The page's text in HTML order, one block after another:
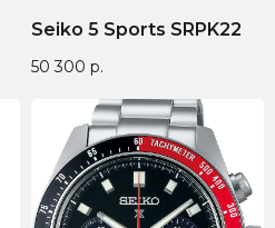
Seiko 5 Sports SRPK22
50 300 р.